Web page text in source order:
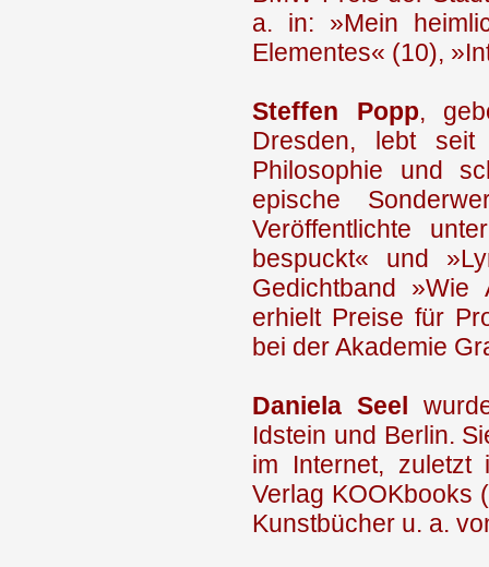
a. in: »Mein
Elementes« (10),
Steffen Popp,
Dresden, lebt
Philosophie und
epische
Veröffentlichte
bespuckt« und
Gedichtband
erhielt Preise für
bei der Akademie
Daniela Seel
Idstein und Berlin.
im Internet,
Verlag KOOKbooks
Kunstbücher u. a.